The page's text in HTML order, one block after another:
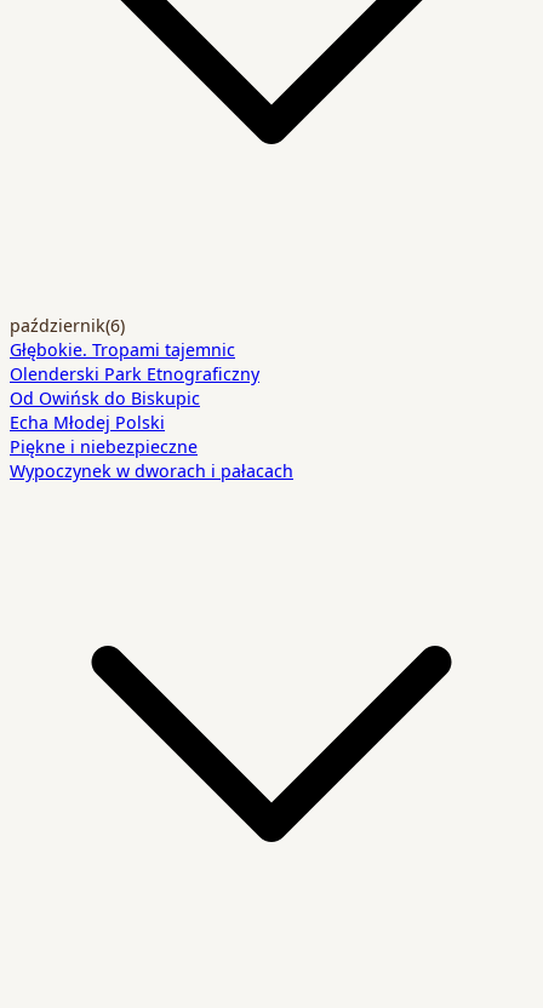
październik(6)
Głębokie. Tropami tajemnic
Olenderski Park Etnograficzny
Od Owińsk do Biskupic
Echa Młodej Polski
Piękne i niebezpieczne
Wypoczynek w dworach i pałacach